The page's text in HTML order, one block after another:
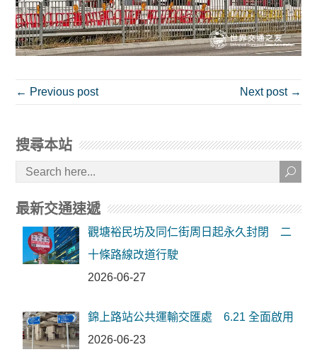
← Previous post Next post →
搜尋本站
最新交通速遞
觀塘裕民坊及同仁街周日起永久封閉 二
十條路線改道行駛
2026-06-27
錦上路站公共運輸交匯處 6.21 全面啟用
2026-06-23